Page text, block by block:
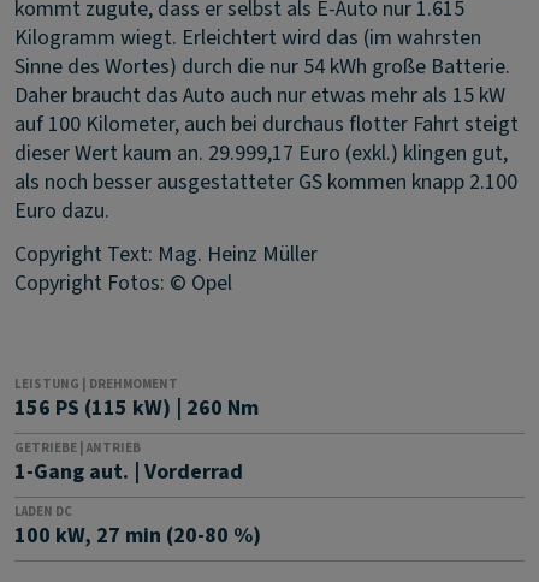
kommt zugute, dass er selbst als E-Auto nur 1.615
Kilogramm wiegt. Erleichtert wird das (im wahrsten
Sinne des Wortes) durch die nur 54 kWh große Batterie.
Daher braucht das Auto auch nur etwas mehr als 15 kW
auf 100 Kilometer, auch bei durchaus flotter Fahrt steigt
dieser Wert kaum an. 29.999,17 Euro (exkl.) klingen gut,
als noch besser ausgestatteter GS kommen knapp 2.100
Euro dazu.
Copyright Text: Mag. Heinz Müller
Copyright Fotos: © Opel
LEISTUNG | DREHMOMENT
156 PS (115 kW) | 260 Nm
GETRIEBE | ANTRIEB
1-Gang aut. | Vorderrad
LADEN DC
100 kW, 27 min (20-80 %)